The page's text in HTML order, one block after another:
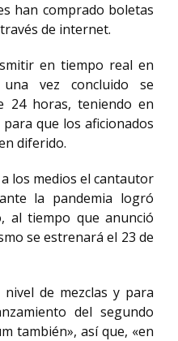
han comprado boletas
de internet.
en tiempo real en
vez concluido se
24 horas, teniendo en
que los aficionados
diferido.
los medios el cantautor
la pandemia logró
al tiempo que anunció
se estrenará el 23 de
de mezclas y para
del segundo
también», así que, «en